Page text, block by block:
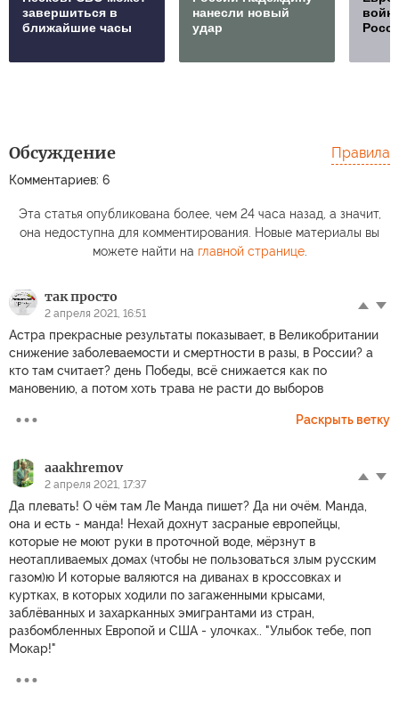
завершиться в
ближайшие часы
нанесли новый
удар
Обсуждение
Комментариев: 6
Правила
Эта статья опубликована более, чем 24 часа назад, а значит,
она недоступна для комментирования. Новые материалы вы
можете найти на главной странице.
так просто
2 апреля 2021, 16:51
Астра прекрасные результаты показывает, в Великобритании
снижение заболеваемости и смертности в разы, в России? а
кто там считает? день Победы, всё снижается как по
мановению, а потом хоть трава не расти до выборов
Раскрыть ветку
aaakhremov
2 апреля 2021, 17:37
Да плевать! О чём там Ле Манда пишет? Да ни очём. Манда,
она и есть - манда! Нехай дохнут засраные европейцы,
которые не моют руки в проточной воде, мёрзнут в
неотапливаемых домах (чтобы не пользоваться злым русским
газом)ю И которые валяются на диванах в кроссовках и
куртках, в которых ходили по загаженными крысами,
заблёванных и захарканных эмигрантами из стран,
разбомбленных Европой и США - улочках.. "Улыбок тебе, поп
Мокар!"